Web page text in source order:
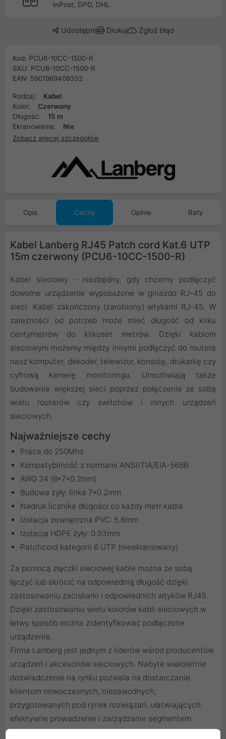
InPost, DPD, DHL
Udostępnij Drukuj Zgłoś błąd
Kod: PCU6-10CC-1500-R
SKU: PCU6-10CC-1500-R
EAN: 5901969409352
Rodzaj:
Kabel
Kolor:
Czerwony
Długość:
15 m
Ekranowanie:
Nie
Zobacz więcej szczegółów
Opis Cechy Opinie Raty
Kabel Lanberg RJ45 Patch cord Kat.6 UTP
15m czerwony (PCU6-10CC-1500-R)
Kabel sieciowy - niezbędny, gdy chcemy podłączyć
dowolne urządzenie wyposażone w gniazdo RJ-45 do
sieci. Kabel zakończony (zarobiony) wtykami RJ-45. W
zależności od potrzeb może mieć długość od kilku
centymetrów do kilkuset metrów. Dzięki kablom
sieciowym możemy między innymi podłączyć do routera
nasz komputer, dekoder, telewizor, konsolę, drukarkę czy
cyfrową kamerę monitoringu. Umożliwiają także
budowanie większej sieci poprzez połączenie ze sobą
wielu routerów czy switchów i innych urządzeń
sieciowych.
Najważniejsze cechy
Praca do 250Mhz
Kompatybilność z normami ANSI/TIA/EIA-568B
AWG 24 (8*7*0.2mm)
Budowa żyły: linka 7*0.2mm
Nadruk licznika długości co każdy metr kabla
Izolacja zewnętrzna PVC: 5.6mm
Izolacja HDPE żyły: 0.93mm
Patchcord kategorii 6 UTP (nieekranowany)
Za pomocą złączki sieciowej kable można ze sobą
łączyć lub skrócić na odpowiednią długość dzięki
zastosowaniu zaciskarki i odpowiednich wtyków RJ45.
Dzięki zastosowaniu wielu kolorów kabli sieciowych w
łatwy sposób można zidentyfikować podłączone
urządzenie.
Firma Lanberg jest jednym z liderów wśród producentów
urządzeń i akcesoriów sieciowych. Nabyte wieloletnie
doświadczenie na rynku pozwala na dostarczanie
klientom nowoczesnych, niezawodnych,
przygotowanych pod rynek rozwiązań, ułatwiających
efektywne prowadzenie i zarządzanie segmentem
sieciowym.